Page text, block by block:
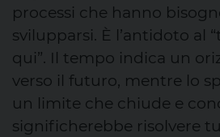
processi che hanno
svilupparsi. È l’antidoto al
qui”. Il tempo indica un
verso il futuro, mentre lo
un limite che chiude e
significherebbe risolvere